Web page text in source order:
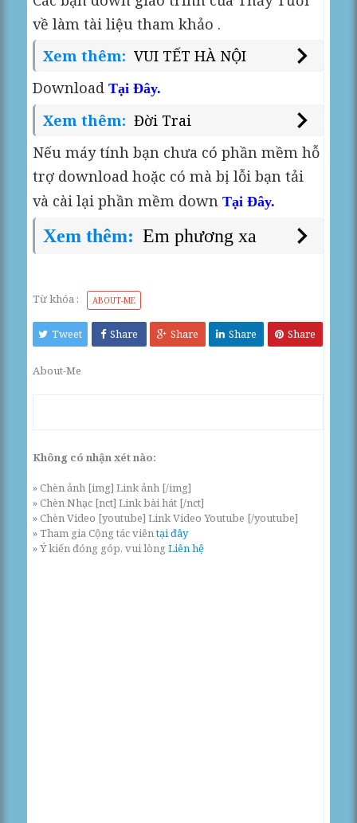
về làm tài liệu tham khảo .
Xem thêm: VUI TẾT HÀ NỘI
DownloadTại Đây.
Xem thêm: Đời Trai
Nếu máy tính bạn chưa có phần mềm hỗ
trợ download hoặc có mà bị lỗi bạn tải
và cài lại phần mềm downTại Đây.
Xem thêm: Em phương xa
Từ khóa : ABOUT-ME
Tweet Share Share Share Share
About-Me
Không có nhận xét nào:
» Chèn ảnh [img] Link ảnh [/img]
» Chèn Nhạc [nct] Link bài hát [/nct]
» Chèn Video [youtube] Link Video Youtube [/youtube]
» Tham gia Cộng tác viêntại đây
» Ý kiến đóng góp, vui lòngLiên hệ